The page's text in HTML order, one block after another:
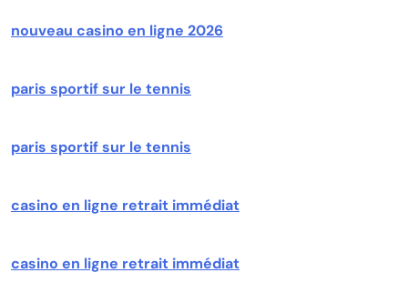
nouveau casino en ligne 2026
paris sportif sur le tennis
paris sportif sur le tennis
casino en ligne retrait immédiat
casino en ligne retrait immédiat